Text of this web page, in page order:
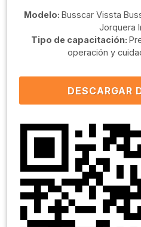
Modelo: Busscar Vissta
Jorquera
Tipo de capacitación:
operación y
DESCARGAR